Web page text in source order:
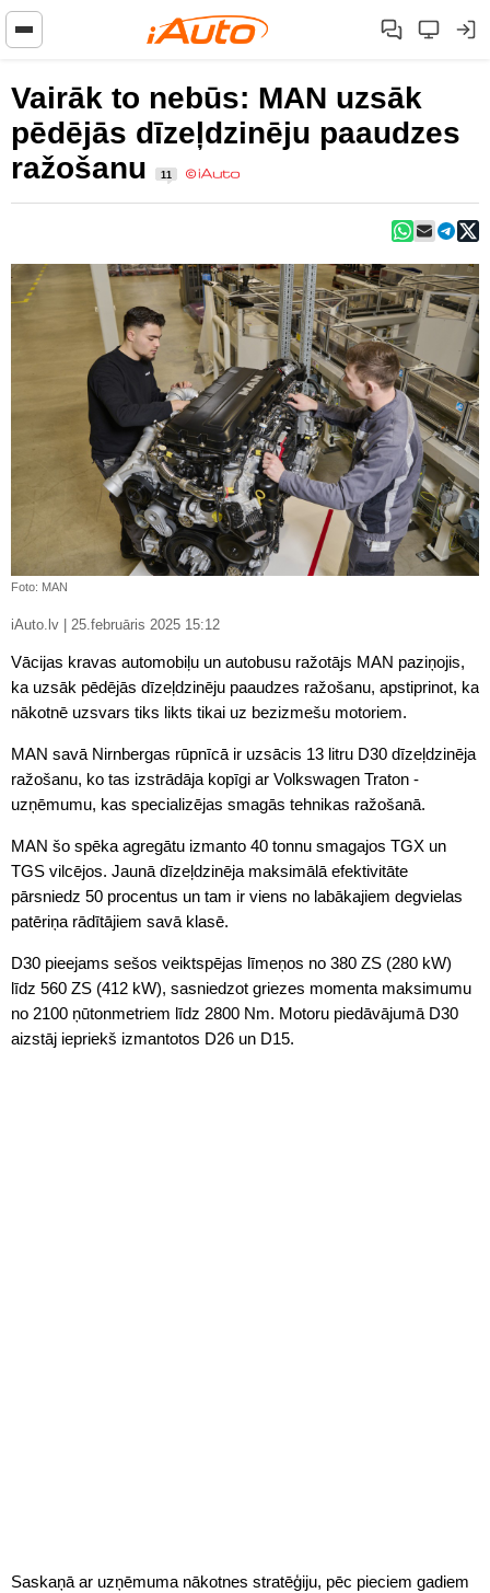
Vairāk to nebūs: MAN uzsāk
pēdējās dīzeļdzinēju paaudzes
ražošanu
11
Foto: MAN
iAuto.lv | 25.februāris 2025 15:12
Vācijas kravas automobiļu un autobusu ražotājs MAN paziņojis,
ka uzsāk pēdējās dīzeļdzinēju paaudzes ražošanu, apstiprinot, ka
nākotnē uzsvars tiks likts tikai uz bezizmešu motoriem.
MAN savā Nirnbergas rūpnīcā ir uzsācis 13 litru D30 dīzeļdzinēja
ražošanu, ko tas izstrādāja kopīgi ar Volkswagen Traton -
uzņēmumu, kas specializējas smagās tehnikas ražošanā.
MAN šo spēka agregātu izmanto 40 tonnu smagajos TGX un
TGS vilcējos. Jaunā dīzeļdzinēja maksimālā efektivitāte
pārsniedz 50 procentus un tam ir viens no labākajiem degvielas
patēriņa rādītājiem savā klasē.
D30 pieejams sešos veiktspējas līmeņos no 380 ZS (280 kW)
līdz 560 ZS (412 kW), sasniedzot griezes momenta maksimumu
no 2100 ņūtonmetriem līdz 2800 Nm. Motoru piedāvājumā D30
aizstāj iepriekš izmantotos D26 un D15.
Saskaņā ar uzņēmuma nākotnes stratēģiju, pēc pieciem gadiem